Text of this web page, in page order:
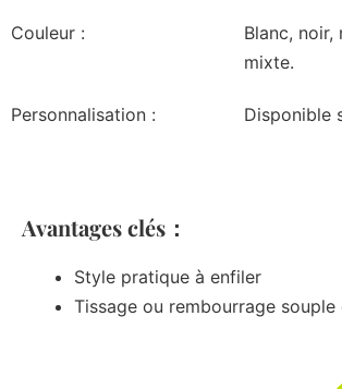
Couleur :
Blanc, noir,
mixte.
Personnalisation : Disponible
Avantages clés：
Style pratique à enfiler
Tissage ou rembourrage